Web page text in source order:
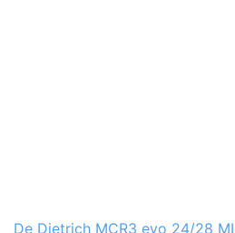
De Dietrich MCR3 evo 24/28